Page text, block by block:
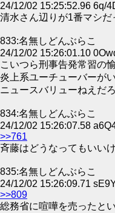
24/12/02 15:25:52.96 6q/
清水さん辺りが1番マシ
833:名無しどんぶらこ
24/12/02 15:26:01.10
こいつら刑事告発常習の
炎上系ユーチューバーが
ニュースバリューねえだろ
834:名無しどんぶらこ
24/12/02 15:26:07.58
>>761
斉藤はどうなってもいい
835:名無しどんぶらこ
24/12/02 15:26:09.71
>>809
総務省に喧嘩を売ったと